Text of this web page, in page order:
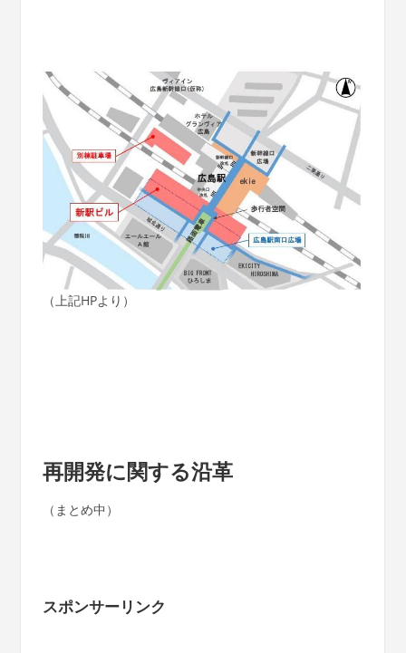
（上記HPより）
再開発に関する沿革
（まとめ中）
スポンサーリンク